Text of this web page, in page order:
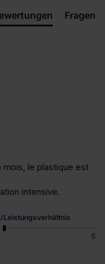
Fragen
le plastique est
intensive.
Leistungsverhältnis
5